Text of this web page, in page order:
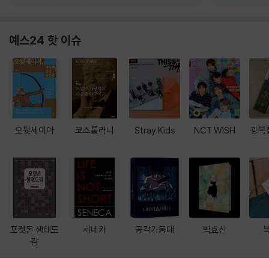
예스24 핫 이슈
오뒷세이아
포켓몬 생태도
감
코스톨라니
세네카
Stray Kids
공각기동대
NCT WISH
박효신
광복